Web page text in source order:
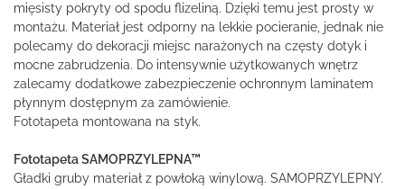
mięsisty pokryty od spodu flizeliną. Dzięki temu jest prosty w
montażu. Materiał jest odporny na lekkie pocieranie, jednak nie
polecamy do dekoracji miejsc narażonych na częsty dotyk i
mocne zabrudzenia. Do intensywnie użytkowanych wnętrz
zalecamy dodatkowe zabezpieczenie ochronnym laminatem
płynnym dostępnym za zamówienie.
Fototapeta montowana na styk.
Fototapeta SAMOPRZYLEPNA™
Gładki gruby materiał z powłoką winylową. SAMOPRZYLEPNY.